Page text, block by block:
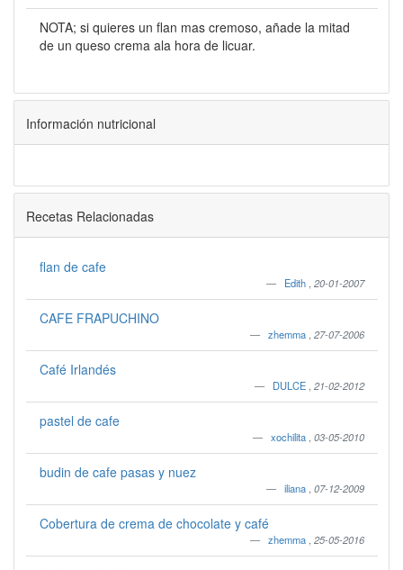
NOTA; si quieres un flan mas cremoso, añade la mitad
de un queso crema ala hora de licuar.
Información nutricional
Recetas Relacionadas
flan de cafe
Edith 20-01-2007
CAFE FRAPUCHINO
zhemma 27-07-2006
Café Irlandés
DULCE 21-02-2012
pastel de cafe
xochilita 03-05-2010
budin de cafe pasas y nuez
iliana 07-12-2009
Cobertura de crema de chocolate y café
zhemma 25-05-2016